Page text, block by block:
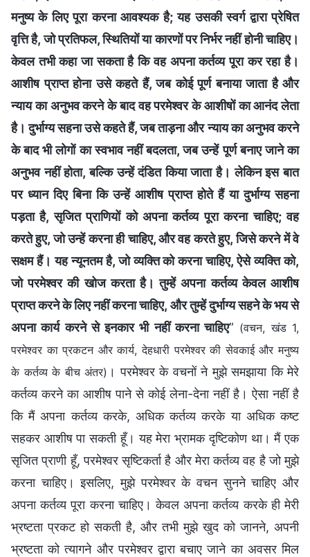
मनुष्य के लिए पूरा करना आवश्यक है; यह उसकी स्वर्ग द्वारा प्रेषित
वृत्ति है, जो प्रतिफल, स्थितियों या कारणों पर निर्भर नहीं होनी चाहिए।
केवल तभी कहा जा सकता है कि वह अपना कर्तव्य पूरा कर रहा है।
आशीष प्राप्त होना उसे कहते हैं, जब कोई पूर्ण बनाया जाता है और
न्याय का अनुभव करने के बाद वह परमेश्वर के आशीषों का आनंद लेता
है। दुर्भाग्य सहना उसे कहते हैं, जब ताड़ना और न्याय का अनुभव करने
के बाद भी लोगों का स्वभाव नहीं बदलता, जब उन्हें पूर्ण बनाए जाने का
अनुभव नहीं होता, बल्कि उन्हें दंडित किया जाता है। लेकिन इस बात
पर ध्यान दिए बिना कि उन्हें आशीष प्राप्त होते हैं या दुर्भाग्य सहना
पड़ता है, सृजित प्राणियों को अपना कर्तव्य पूरा करना चाहिए; वह
करते हुए, जो उन्हें करना ही चाहिए, और वह करते हुए, जिसे करने में वे
सक्षम हैं। यह न्यूनतम है, जो व्यक्ति को करना चाहिए, ऐसे व्यक्ति को,
जो परमेश्वर की खोज करता है। तुम्हें अपना कर्तव्य केवल आशीष
प्राप्त करने के लिए नहीं करना चाहिए, और तुम्हें दुर्भाग्य सहने के भय से
अपना कार्य करने से इनकार भी नहीं करना चाहिए” (वचन, खंड 1,
परमेश्वर का प्रकटन और कार्य, देहधारी परमेश्वर की सेवकाई और मनुष्य
के कर्तव्य के बीच अंतर) । परमेश्वर के वचनों ने मुझे समझाया कि मेरे
कर्तव्य करने का आशीष पाने से कोई लेना-देना नहीं है। ऐसा नहीं है
कि मैं अपना कर्तव्य करके, अधिक कर्तव्य करके या अधिक कष्ट
सहकर आशीष पा सकती हूँ। यह मेरा भ्रामक दृष्टिकोण था। मैं एक
सृजित प्राणी हूँ, परमेश्वर सृष्टिकर्ता है और मेरा कर्तव्य वह है जो मुझे
करना चाहिए। इसलिए, मुझे परमेश्वर के वचन सुनने चाहिए और
अपना कर्तव्य पूरा करना चाहिए। केवल अपना कर्तव्य करके ही मेरी
भ्रष्टता प्रकट हो सकती है, और तभी मुझे खुद को जानने, अपनी
भ्रष्टता को त्यागने और परमेश्वर द्वारा बचाए जाने का अवसर मिल